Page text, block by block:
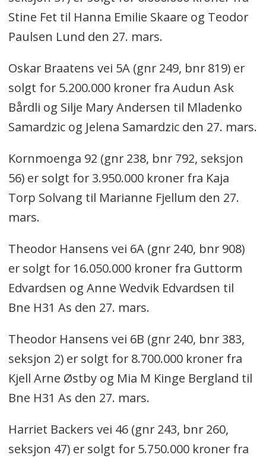
Stine Fet til Hanna Emilie Skaare og Teodor
Paulsen Lund den 27. mars.
Oskar Braatens vei 5A (gnr 249, bnr 819) er
solgt for 5.200.000 kroner fra Audun Ask
Bårdli og Silje Mary Andersen til Mladenko
Samardzic og Jelena Samardzic den 27. mars.
Kornmoenga 92 (gnr 238, bnr 792, seksjon
56) er solgt for 3.950.000 kroner fra Kaja
Torp Solvang til Marianne Fjellum den 27.
mars.
Theodor Hansens vei 6A (gnr 240, bnr 908)
er solgt for 16.050.000 kroner fra Guttorm
Edvardsen og Anne Wedvik Edvardsen til
Bne H31 As den 27. mars.
Theodor Hansens vei 6B (gnr 240, bnr 383,
seksjon 2) er solgt for 8.700.000 kroner fra
Kjell Arne Østby og Mia M Kinge Bergland til
Bne H31 As den 27. mars.
Harriet Backers vei 46 (gnr 243, bnr 260,
seksjon 47) er solgt for 5.750.000 kroner fra